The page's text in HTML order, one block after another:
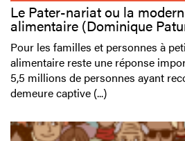
Le Pater-nariat ou la
alimentaire (Dominique
Pour les familles et personnes à
alimentaire reste une réponse
5,5 millions de personnes ayant
demeure captive (...)